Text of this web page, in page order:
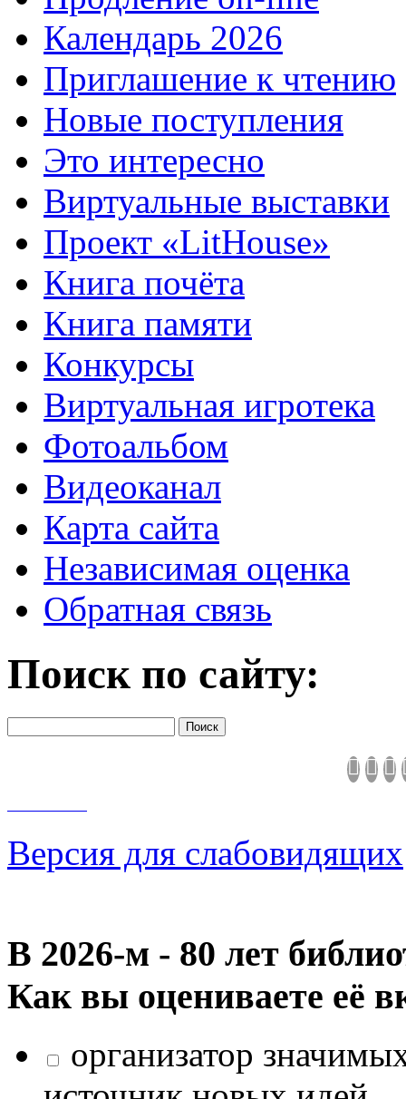
Календарь 2026
Приглашение к чтению
Новые поступления
Это интересно
Виртуальные выставки
Проект «LitHouse»
Книга почёта
Книга памяти
Конкурсы
Виртуальная игротека
Фотоальбом
Видеоканал
Карта сайта
Независимая оценка
Обратная связь
Поиск по сайту:
Версия для слабовидящих
В 2026‑м - 80 лет
Как вы оцениваете её
организатор